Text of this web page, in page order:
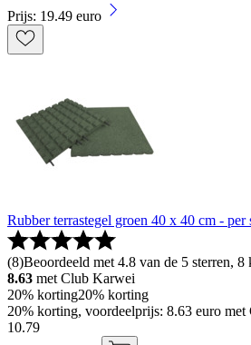
Prijs: 19.49 euro
Rubber terrastegel groen 40 x 40 cm - per
(8)Beoordeeld met 4.8 van de 5 sterren, 8
8.63 met Club Karwei
20% korting20% korting
20% korting, voordeelprijs: 8.63 euro
10.79